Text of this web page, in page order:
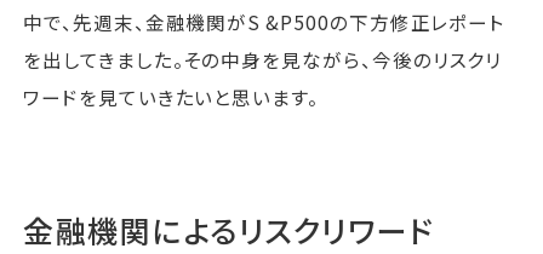
中で、先週末、金融機関がS &P500の下方修正レポート
を出してきました。その中身を見ながら、今後のリスクリ
ワードを見ていきたいと思います。
金融機関によるリスクリワード